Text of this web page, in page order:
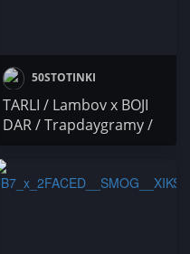
50STOTINKI
TARLI / Lambov x BOJI
DAR / Trapdaygramy /